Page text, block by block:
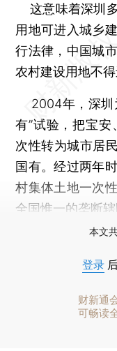
这意味着深圳
用地可进入城乡
行法律，中国城
农村建设用地不得
2004年，深圳
有”试验，把宝
次性转为城市居
国有。经过两年
村集体土地一次
全国惟一的垄断
本文
登录
财新通
可畅读